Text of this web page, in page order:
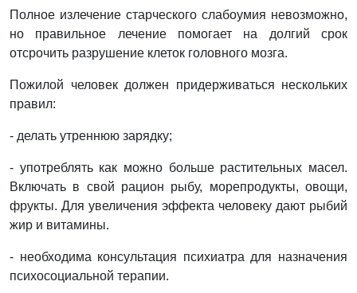
Полное излечение старческого слабоумия невозможно,
но правильное лечение помогает на долгий срок
отсрочить разрушение клеток головного мозга.
Пожилой человек должен придерживаться нескольких
правил:
- делать утреннюю зарядку;
- употреблять как можно больше растительных масел.
Включать в свой рацион рыбу, морепродукты, овощи,
фрукты. Для увеличения эффекта человеку дают рыбий
жир и витамины.
- необходима консультация психиатра для назначения
психосоциальной терапии.